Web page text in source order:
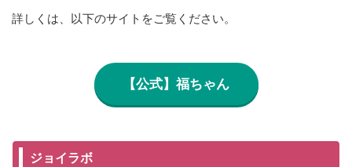
詳しくは、以下のサイトをご覧ください。
【公式】福ちゃん
ジョイラボ